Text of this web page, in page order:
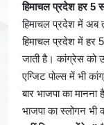
हिमाचल प्रदेश हर 5
हिमाचल प्रदेश में अब
हिमाचल प्रदेश में हर 5
जाती है। कांग्रेस को
एग्जिट पोल्स में भी
बार भाजपा का मानना
भाजपा का स्लोगन भी